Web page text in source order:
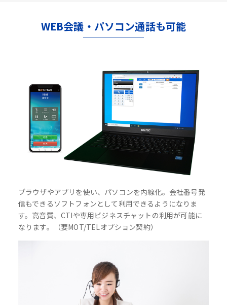
WEB会議・パソコン通話も可能
ブラウザやアプリを使い、パソコンを内線化。会社番号発
信もできるソフトフォンとして利用できるようになりま
す。高音質、CTIや専用ビジネスチャットの利用が可能に
なります。（要MOT/TELオプション契約）